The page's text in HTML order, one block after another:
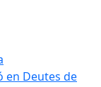
en Deutes de